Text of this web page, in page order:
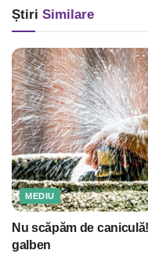
Știri Similare
MEDIU
Nu scăpăm de
galben